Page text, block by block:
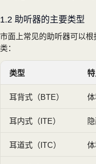
1.2 助听器的主要类型
市面上常见的助听器可以
类：
类型
耳背式（BTE）
耳内式（ITE）
耳道式（ITC）